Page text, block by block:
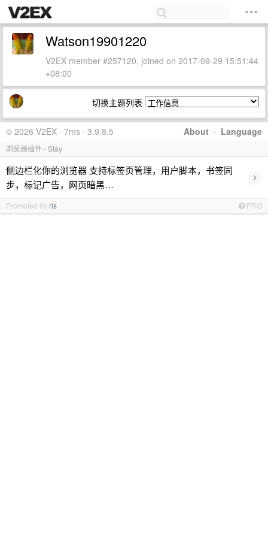
Watson19901220
V2EX member #257120, joined on 2017-09-29 15:51:44
+08:00
切换主题列表
About · Language
© 2026 V2EX · 7ms · 3.9.8.5
浏览器插件 - Stay
侧边栏化你的浏览器 支持标签页管理，用户脚本，书签同
步，标记广告，网页暗黑…
›
Promoted by ris PRO